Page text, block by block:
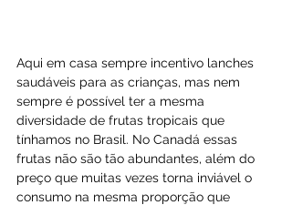
Aqui em casa sempre incentivo lanches
saudáveis para as crianças, mas nem
sempre é possível ter a mesma
diversidade de frutas tropicais que
tínhamos no Brasil. No Canadá essas
frutas não são tão abundantes, além do
preço que muitas vezes torna inviável o
consumo na mesma proporção que